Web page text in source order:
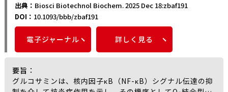
閉状態（基質結合型）立体構造モデルとのインシリコ解析
から、GlcN₄や他のオリゴ糖が加水分解され、GlcNや
GlcN₂～₃が生成される反応機構の一端が示唆されたとして
いる。
フーリエ変換赤外分光法（FTIR）による解析では、酵素反
応によって得られたキトオリゴ糖に特徴的なアミノ基およ
び水酸基のシグナルが確認された。
これらの化合物は、炎症抑制、抗酸化作用、抗アポトーシ
ス作用、ならびに同化促進作用など、複数の恒常性維持機
構を調節することで、関節環境の改善に寄与すると考えら
れている。
一方で、長期的な有効性や安全性をめぐっては見解が一致
療法としての推奨度に差が生じている理由の一つとされて
いる。
出典： Biosci Biotechnol Biochem. 2025 Dec 18:zbaf191
DOI： 10.1093/bbb/zbaf191
電子ジャーナル 詳しく見る
要旨 ：
グルコサミンは、核内因子κB（NF-κB）シグナル伝達の抑